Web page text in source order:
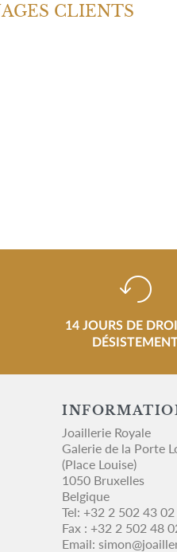
CLIENTS
14 JOURS DE
Joaillerie Royale
Galerie de la Porte
(Place Louise)
1050 Bruxelles
Belgique
Tel: +32 2 502 43 02
Fax : +32 2 502 48
Email: